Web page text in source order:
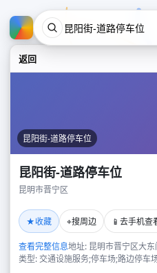
返回
昆阳街-道路停车位
昆阳街-道路停车位
昆明市晋宁区
★收藏 ⌖搜周边 📱 去手机查
查看完整信息地址: 昆明市晋宁区大
类型: 交通设施服务;停车场;路边停车